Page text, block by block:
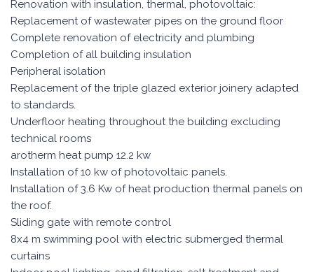
Renovation with insulation, thermal, photovoltaic:
Replacement of wastewater pipes on the ground floor
Complete renovation of electricity and plumbing
Completion of all building insulation
Peripheral isolation
Replacement of the triple glazed exterior joinery adapted
to standards.
Underfloor heating throughout the building excluding
technical rooms
arotherm heat pump 12.2 kw
Installation of 10 kw of photovoltaic panels.
Installation of 3.6 Kw of heat production thermal panels on
the roof.
Sliding gate with remote control
8x4 m swimming pool with electric submerged thermal
curtains